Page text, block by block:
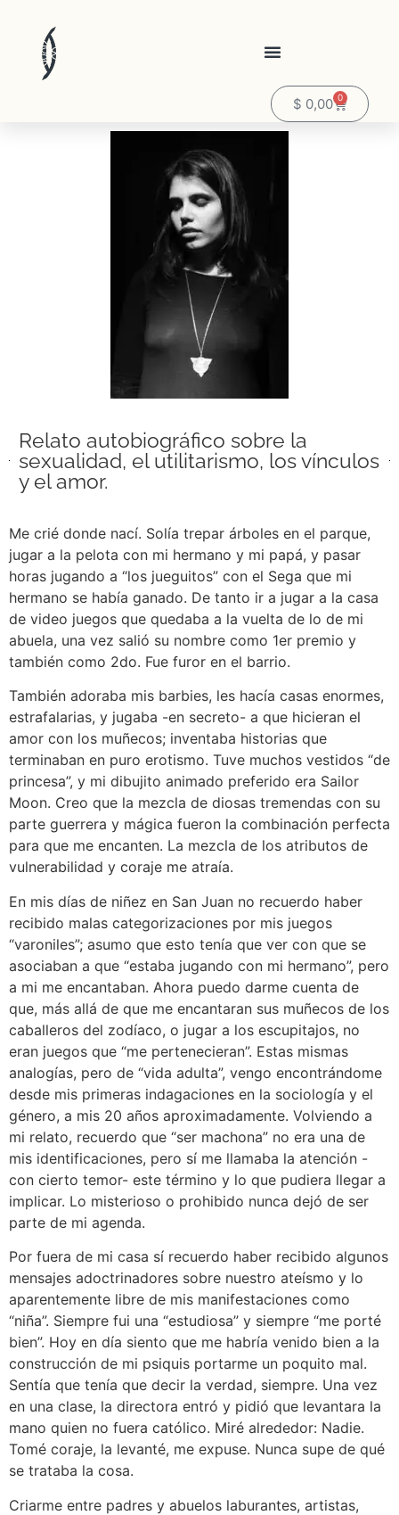
$ 0,00 0
Relato autobiográfico sobre la
sexualidad, el utilitarismo, los vínculos
y el amor.
Me crié donde nací. Solía trepar árboles en el parque,
jugar a la pelota con mi hermano y mi papá, y pasar
horas jugando a “los jueguitos” con el Sega que mi
hermano se había ganado. De tanto ir a jugar a la casa
de video juegos que quedaba a la vuelta de lo de mi
abuela, una vez salió su nombre como 1er premio y
también como 2do. Fue furor en el barrio.
También adoraba mis barbies, les hacía casas enormes,
estrafalarias, y jugaba -en secreto- a que hicieran el
amor con los muñecos; inventaba historias que
terminaban en puro erotismo. Tuve muchos vestidos “de
princesa”, y mi dibujito animado preferido era Sailor
Moon. Creo que la mezcla de diosas tremendas con su
parte guerrera y mágica fueron la combinación perfecta
para que me encanten. La mezcla de los atributos de
vulnerabilidad y coraje me atraía.
En mis días de niñez en San Juan no recuerdo haber
recibido malas categorizaciones por mis juegos
“varoniles”; asumo que esto tenía que ver con que se
asociaban a que “estaba jugando con mi hermano”, pero
a mi me encantaban. Ahora puedo darme cuenta de
que, más allá de que me encantaran sus muñecos de los
caballeros del zodíaco, o jugar a los escupitajos, no
eran juegos que “me pertenecieran”. Estas mismas
analogías, pero de “vida adulta”, vengo encontrándome
desde mis primeras indagaciones en la sociología y el
género, a mis 20 años aproximadamente. Volviendo a
mi relato, recuerdo que “ser machona” no era una de
mis identificaciones, pero sí me llamaba la atención -
con cierto temor- este término y lo que pudiera llegar a
implicar. Lo misterioso o prohibido nunca dejó de ser
parte de mi agenda.
Por fuera de mi casa sí recuerdo haber recibido algunos
mensajes adoctrinadores sobre nuestro ateísmo y lo
aparentemente libre de mis manifestaciones como
“niña”. Siempre fui una “estudiosa” y siempre “me porté
bien”. Hoy en día siento que me habría venido bien a la
construcción de mi psiquis portarme un poquito mal.
Sentía que tenía que decir la verdad, siempre. Una vez
en una clase, la directora entró y pidió que levantara la
mano quien no fuera católico. Miré alrededor: Nadie.
Tomé coraje, la levanté, me expuse. Nunca supe de qué
se trataba la cosa.
Criarme entre padres y abuelos laburantes, artistas,